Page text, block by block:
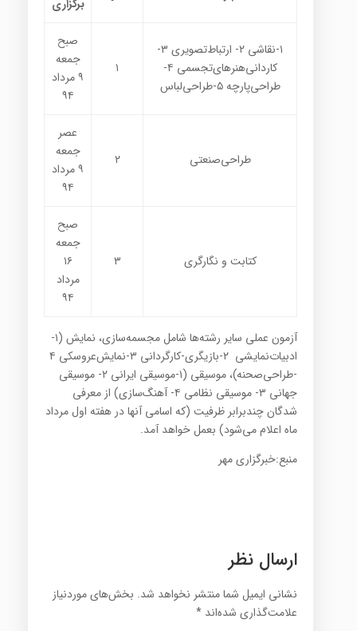
برگزاری
۱-
نقاشی ۲- ارتباط‌تصویری ۳-
كاردانی‌هنرهای‌تجسمی ۴-
طراحی‌پارچه ۵-طراحی‌لباس
۱
صبح
جمعه
۹ مرداد
۹۴
طراحی‌صنعتی ۲
عصر
جمعه
۹ مرداد
۹۴
كتابت و نگارگری ۳
صبح
جمعه
۱۶
مرداد
۹۴
آزمون عملی سایر رشته‌ها شامل مجسمه‌سازی، نمایش (۱-
ادبیات‌نمایشی ۲-بازیگری-كارگردانی ۳-نمایش‌عروسكی ۴
-طراحی‌صحنه)، موسیقی (۱-موسیقی ایرانی ۲- موسیقی
جهانی ۳- موسیقی نظامی ۴- آهنگ‌سازی) از معرفی
شدگان چندبرابر ظرفیت (كه اسامی آنها در هفته اول مرداد
ماه اعلام می‌شود) بعمل خواهد آمد.
منبع:خبرگزاری مهر
ارسال نظر
نشانی ایمیل شما منتشر نخواهد شد. بخش‌های موردنیاز
علامت‌گذاری شده‌اند *